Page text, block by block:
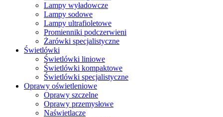
Lampy wyładowcze
Lampy sodowe
Lampy ultrafioletowe
Promienniki podczerwieni
Żarówki specjalistyczne
Świetlówki
Świetlówki liniowe
Świetlówki kompaktowe
Świetlówki specjalistyczne
Oprawy oświetleniowe
Oprawy szczelne
Oprawy przemysłowe
Naświetlacze